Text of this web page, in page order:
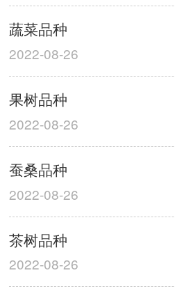
蔬菜品种
2022-08-26
果树品种
2022-08-26
蚕桑品种
2022-08-26
茶树品种
2022-08-26